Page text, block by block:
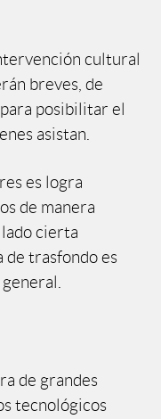
cultural
breves, de
posibilitar el
asistan.
es logra
de manera
cierta
de trasfondo es
de grandes
tecnológicos